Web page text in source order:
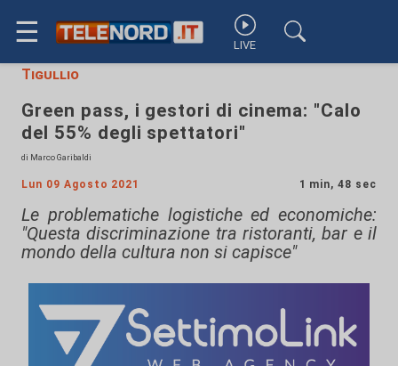
☰ LIVE
Tigullio
Green pass, i gestori di cinema: "Calo
del 55% degli spettatori"
di Marco Garibaldi
Lun 09 Agosto 2021 1 min, 48 sec
Le problematiche logistiche ed economiche:
"Questa discriminazione tra ristoranti, bar e il
mondo della cultura non si capisce"